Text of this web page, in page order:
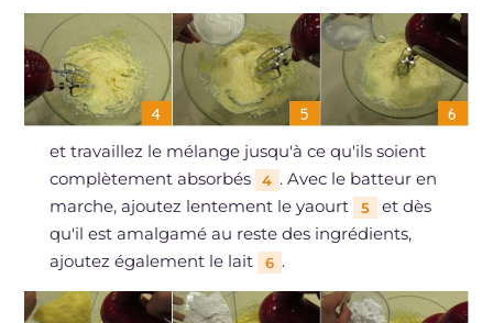
et travaillez le mélange jusqu'à ce qu'ils soient
complètement absorbés
4 . Avec le batteur en
marche, ajoutez lentement le yaourt
5
et dès
qu'il est amalgamé au reste des ingrédients,
ajoutez également le lait
6 .